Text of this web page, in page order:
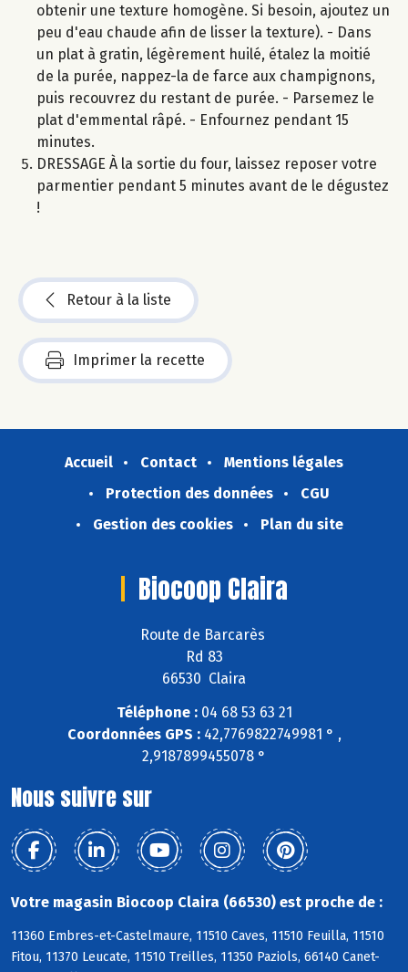
obtenir une texture homogène. Si besoin, ajoutez un
peu d'eau chaude afin de lisser la texture). - Dans
un plat à gratin, légèrement huilé, étalez la moitié
de la purée, nappez-la de farce aux champignons,
puis recouvrez du restant de purée. - Parsemez le
plat d'emmental râpé. - Enfournez pendant 15
minutes.
DRESSAGE À la sortie du four, laissez reposer votre
parmentier pendant 5 minutes avant de le dégustez
!
Retour à la liste
Imprimer la recette
Accueil Contact
Mentions légales
Protection des données
CGU
Gestion des cookies
Plan du site
Biocoop Claira
Route de Barcarès
Rd 83
66530 Claira
Téléphone :04 68 53 63 21
Coordonnées GPS :42,7769822749981 ° ,
2,9187899455078 °
Nous suivre sur
Votre magasin Biocoop Claira (66530) est proche de :
11360 Embres-et-Castelmaure, 11510 Caves, 11510 Feuilla, 11510
Fitou, 11370 Leucate, 11510 Treilles, 11350 Paziols, 66140 Canet-